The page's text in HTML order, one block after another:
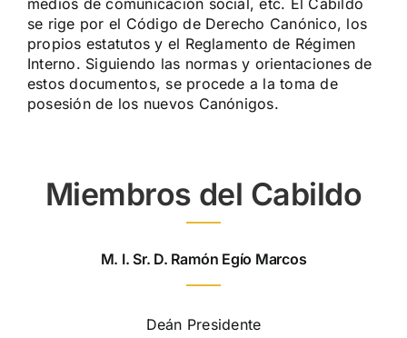
medios de comunicación social, etc. El Cabildo
se rige por el Código de Derecho Canónico, los
propios estatutos y el Reglamento de Régimen
Interno. Siguiendo las normas y orientaciones de
estos documentos, se procede a la toma de
posesión de los nuevos Canónigos.
Miembros del Cabildo
M. I. Sr. D. Ramón Egío Marcos
Deán Presidente